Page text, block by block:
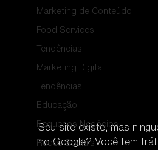
Marketing de Conteúdo
Food Services
Tendências
Marketing Digital
Tendências
Educação
Pequenos Negócios
Redes Sociais
Seu site existe, mas
no Google? Você tem